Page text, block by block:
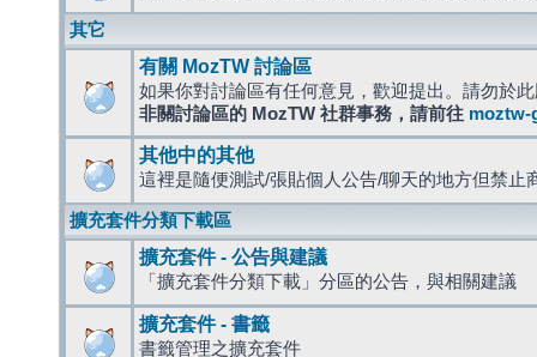
其它
有關 MozTW 討論區
如果你對討論區有任何意見，歡迎提出。請勿於
非關討論區的 MozTW 社群事務，請前往 moztw-
其他中的其他
這裡是隨便測試/張貼個人公告/聊天的地方但禁止
擴充套件分類下載區
擴充套件 - 公告與建議
「擴充套件分類下載」分區的公告，與相關建議
擴充套件 - 書籤
書籤管理之擴充套件